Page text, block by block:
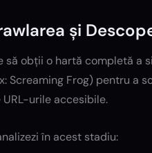
și
să obții o hartă completă a
Screaming Frog) pentru a
urile accesibile.
în acest stadiu: